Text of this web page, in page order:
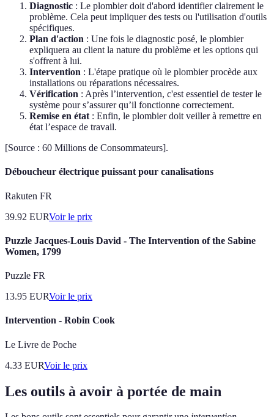
Diagnostic : Le plombier doit d'abord identifier clairement le
problème. Cela peut impliquer des tests ou l'utilisation d'outils
spécifiques.
Plan d'action : Une fois le diagnostic posé, le plombier
expliquera au client la nature du problème et les options qui
s'offrent à lui.
Intervention : L'étape pratique où le plombier procède aux
installations ou réparations nécessaires.
Vérification : Après l’intervention, c'est essentiel de tester le
système pour s’assurer qu’il fonctionne correctement.
Remise en état : Enfin, le plombier doit veiller à remettre en
état l’espace de travail.
[Source : 60 Millions de Consommateurs].
Déboucheur électrique puissant pour canalisations
Rakuten FR
39.92 EURVoir le prix
Puzzle Jacques-Louis David - The Intervention of the Sabine
Women, 1799
Puzzle FR
13.95 EURVoir le prix
Intervention - Robin Cook
Le Livre de Poche
4.33 EURVoir le prix
Les outils à avoir à portée de main